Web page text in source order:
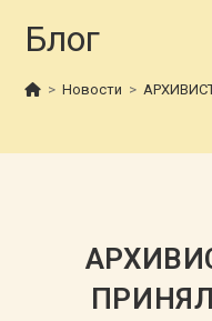
Блог
> Новости >